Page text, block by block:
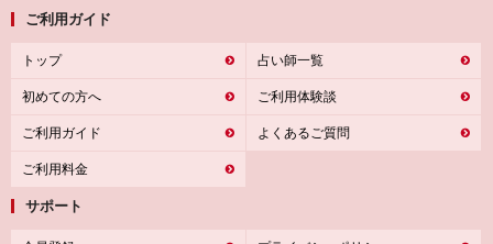
ご利用ガイド
トップ
初めての方へ
ご利用ガイド
ご利用料金
占い師一覧
ご利用体験談
よくあるご質問
サポート